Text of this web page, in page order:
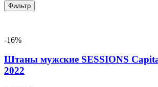
Фильтр
-16%
Штаны мужские SESSIONS
2022